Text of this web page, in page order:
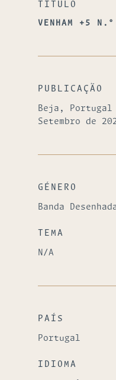
TÍTULO
VENHAM +5
PUBLICAÇÃO
Beja, Portugal
Setembro de
GÉNERO
Banda
TEMA
N/A
PAÍS
Portugal
IDIOMA